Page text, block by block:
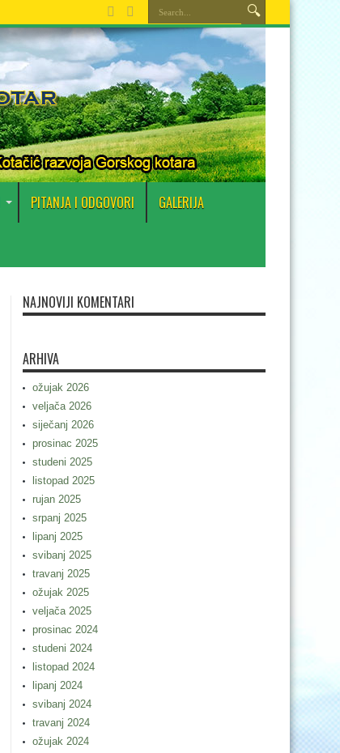
PITANJA I ODGOVORI GALERIJA
NAJNOVIJI KOMENTARI
ARHIVA
ožujak 2026
veljača 2026
siječanj 2026
prosinac 2025
studeni 2025
listopad 2025
rujan 2025
srpanj 2025
lipanj 2025
svibanj 2025
travanj 2025
ožujak 2025
veljača 2025
prosinac 2024
studeni 2024
listopad 2024
lipanj 2024
svibanj 2024
travanj 2024
ožujak 2024